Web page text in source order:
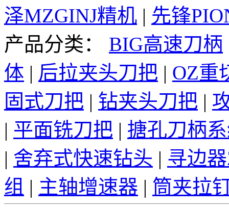
泽MZGINJ精机 | 先锋
产品分类：
BIG高速刀柄
体 | 后拉夹头刀把 | OZ重
固式刀把 | 钻夹头刀把 |
| 平面铣刀把 | 搪孔刀柄
| 舍弃式快速钻头 | 寻边
组 | 主轴增速器 | 筒夹拉